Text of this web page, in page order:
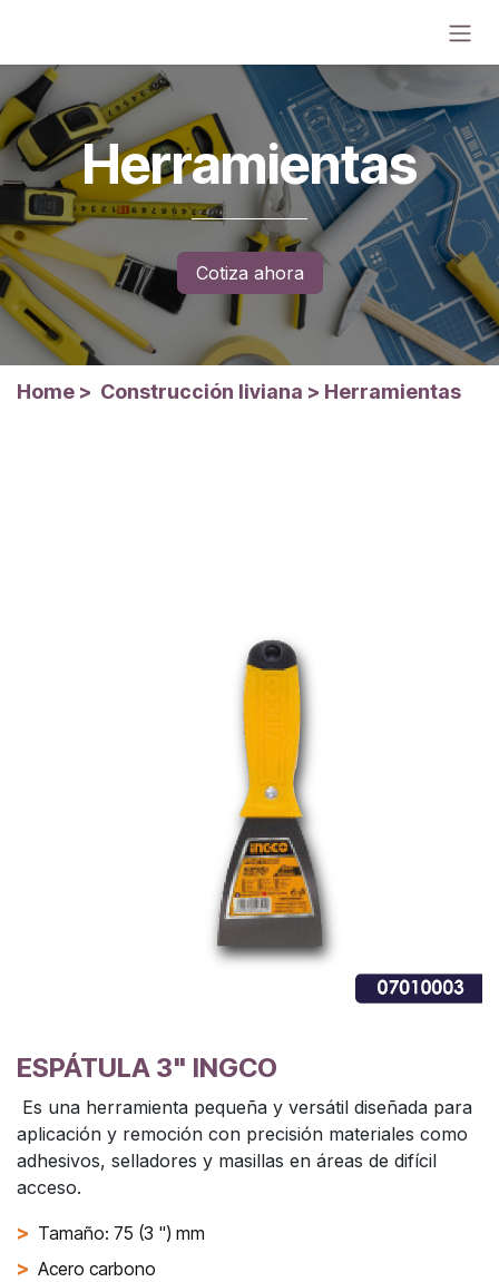
Herramientas
Cotiza ahora
Home > Construcción liviana > Herramientas
ESPÁTULA 3" INGCO
Es una herramienta pequeña y versátil diseñada para
aplicación y remoción con precisión materiales como
adhesivos, selladores y masillas en áreas de difícil
acceso.
> Tamaño: 75 (3 ") mm
> Acero carbono